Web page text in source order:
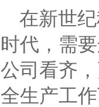
在新世纪
时代，需
公司看齐
全生产工